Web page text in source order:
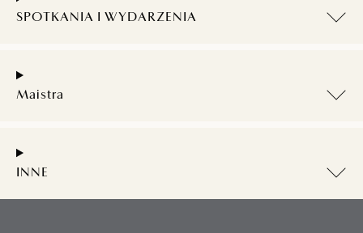
SPOTKANIA I WYDARZENIA
Maistra
INNE